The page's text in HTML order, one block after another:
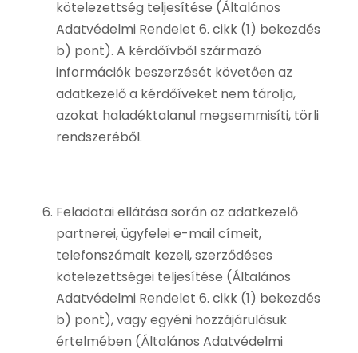
kötelezettség teljesítése (Általános
Adatvédelmi Rendelet 6. cikk (1) bekezdés
b) pont). A kérdőívből származó
információk beszerzését követően az
adatkezelő a kérdőíveket nem tárolja,
azokat haladéktalanul megsemmisíti, törli
rendszeréből.
Feladatai ellátása során az adatkezelő
partnerei, ügyfelei e-mail címeit,
telefonszámait kezeli, szerződéses
kötelezettségei teljesítése (Általános
Adatvédelmi Rendelet 6. cikk (1) bekezdés
b) pont), vagy egyéni hozzájárulásuk
értelmében (Általános Adatvédelmi